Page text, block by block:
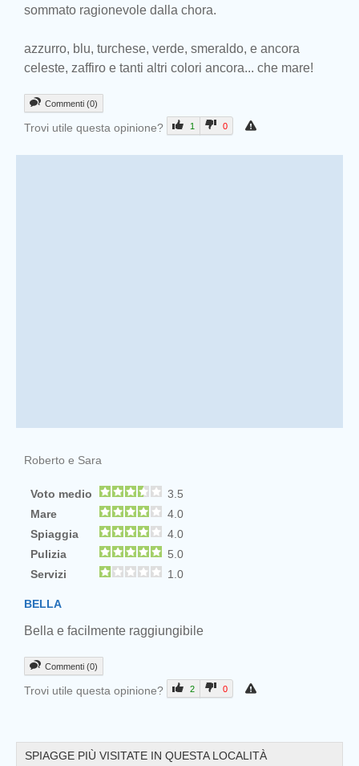
sommato ragionevole dalla chora.
azzurro, blu, turchese, verde, smeraldo, e ancora
celeste, zaffiro e tanti altri colori ancora... che mare!
Commenti (0)
Trovi utile questa opinione? 1 0
Roberto e Sara
Voto medio
3.5
Mare
4.0
Spiaggia
4.0
Pulizia
5.0
Servizi
1.0
BELLA
Bella e facilmente raggiungibile
Commenti (0)
Trovi utile questa opinione? 2 0
SPIAGGE PIÙ VISITATE IN QUESTA LOCALITÀ